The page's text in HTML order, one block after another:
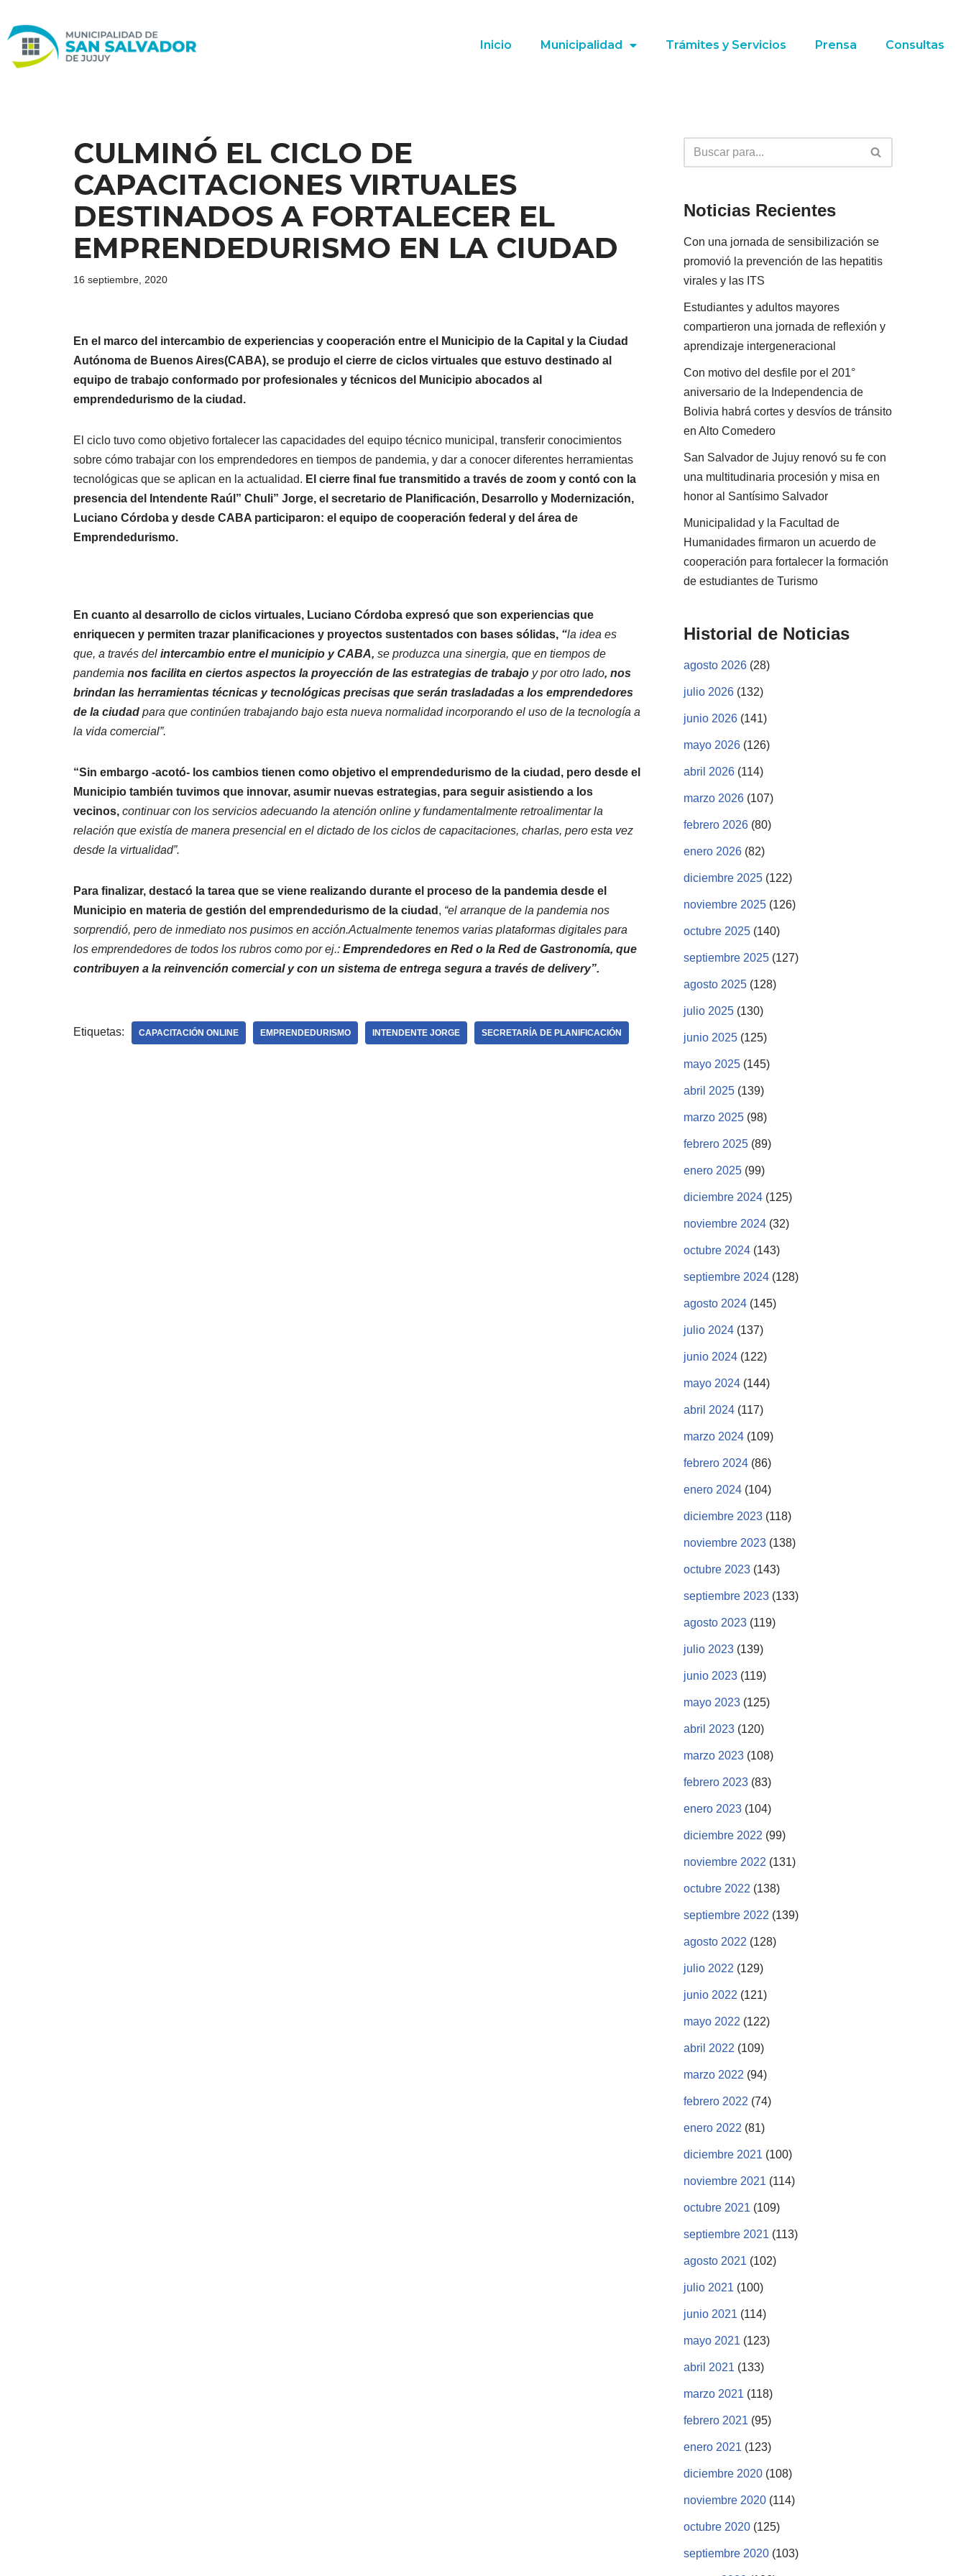
Ir
al
Inicio Municipalidad Trámites y Servicios Prensa Consultas
CULMINÓ EL CICLO DE
CAPACITACIONES VIRTUALES
DESTINADOS A FORTALECER EL
EMPRENDEDURISMO EN LA CIUDAD
16 septiembre, 2020
En el marco del intercambio de experiencias y cooperación entre el Municipio de la Capital y la Ciudad
Autónoma de Buenos Aires(CABA), se produjo el cierre de ciclos virtuales que estuvo destinado al
equipo de trabajo conformado por profesionales y técnicos del Municipio abocados al
emprendedurismo de la ciudad.
El ciclo tuvo como objetivo fortalecer las capacidades del equipo técnico municipal, transferir conocimientos
sobre cómo trabajar con los emprendedores en tiempos de pandemia, y dar a conocer diferentes herramientas
tecnológicas que se aplican en la actualidad. El cierre final fue transmitido a través de zoom y contó con la
presencia del Intendente Raúl” Chuli” Jorge, el secretario de Planificación, Desarrollo y Modernización,
Luciano Córdoba y desde CABA participaron: el equipo de cooperación federal y del área de
Emprendedurismo.
En cuanto al desarrollo de ciclos virtuales, Luciano Córdoba expresó que son experiencias que
enriquecen y permiten trazar planificaciones y proyectos sustentados con bases sólidas, “la idea es
que, a través del intercambio entre el municipio y CABA, se produzca una sinergia, que en tiempos de
pandemia nos facilita en ciertos aspectos la proyección de las estrategias de trabajo y por otro lado, nos
brindan las herramientas técnicas y tecnológicas precisas que serán trasladadas a los emprendedores
de la ciudad para que continúen trabajando bajo esta nueva normalidad incorporando el uso de la tecnología a
la vida comercial”.
“Sin embargo -acotó- los cambios tienen como objetivo el emprendedurismo de la ciudad, pero desde el
Municipio también tuvimos que innovar, asumir nuevas estrategias, para seguir asistiendo a los
vecinos, continuar con los servicios adecuando la atención online y fundamentalmente retroalimentar la
relación que existía de manera presencial en el dictado de los ciclos de capacitaciones, charlas, pero esta vez
desde la virtualidad”.
Para finalizar, destacó la tarea que se viene realizando durante el proceso de la pandemia desde el
Municipio en materia de gestión del emprendedurismo de la ciudad , “el arranque de la pandemia nos
sorprendió, pero de inmediato nos pusimos en acción.Actualmente tenemos varias plataformas digitales para
los emprendedores de todos los rubros como por ej.: Emprendedores en Red o la Red de Gastronomía, que
contribuyen a la reinvención comercial y con un sistema de entrega segura a través de delivery”.
Etiquetas: CAPACITACIÓN ONLINE EMPRENDEDURISMO INTENDENTE JORGE SECRETARÍA DE PLANIFICACIÓN
Noticias Recientes
Con una jornada de sensibilización se
promovió la prevención de las hepatitis
virales y las ITS
Estudiantes y adultos mayores
compartieron una jornada de reflexión y
aprendizaje intergeneracional
Con motivo del desfile por el 201°
aniversario de la Independencia de
Bolivia habrá cortes y desvíos de tránsito
en Alto Comedero
San Salvador de Jujuy renovó su fe con
una multitudinaria procesión y misa en
honor al Santísimo Salvador
Municipalidad y la Facultad de
Humanidades firmaron un acuerdo de
cooperación para fortalecer la formación
de estudiantes de Turismo
Historial de Noticias
agosto 2026 (28)
julio 2026 (132)
junio 2026 (141)
mayo 2026 (126)
abril 2026 (114)
marzo 2026 (107)
febrero 2026 (80)
enero 2026 (82)
diciembre 2025 (122)
noviembre 2025 (126)
octubre 2025 (140)
septiembre 2025 (127)
agosto 2025 (128)
julio 2025 (130)
junio 2025 (125)
mayo 2025 (145)
abril 2025 (139)
marzo 2025 (98)
febrero 2025 (89)
enero 2025 (99)
diciembre 2024 (125)
noviembre 2024 (32)
octubre 2024 (143)
septiembre 2024 (128)
agosto 2024 (145)
julio 2024 (137)
junio 2024 (122)
mayo 2024 (144)
abril 2024 (117)
marzo 2024 (109)
febrero 2024 (86)
enero 2024 (104)
diciembre 2023 (118)
noviembre 2023 (138)
octubre 2023 (143)
septiembre 2023 (133)
agosto 2023 (119)
julio 2023 (139)
junio 2023 (119)
mayo 2023 (125)
abril 2023 (120)
marzo 2023 (108)
febrero 2023 (83)
enero 2023 (104)
diciembre 2022 (99)
noviembre 2022 (131)
octubre 2022 (138)
septiembre 2022 (139)
agosto 2022 (128)
julio 2022 (129)
junio 2022 (121)
mayo 2022 (122)
abril 2022 (109)
marzo 2022 (94)
febrero 2022 (74)
enero 2022 (81)
diciembre 2021 (100)
noviembre 2021 (114)
octubre 2021 (109)
septiembre 2021 (113)
agosto 2021 (102)
julio 2021 (100)
junio 2021 (114)
mayo 2021 (123)
abril 2021 (133)
marzo 2021 (118)
febrero 2021 (95)
enero 2021 (123)
diciembre 2020 (108)
noviembre 2020 (114)
octubre 2020 (125)
septiembre 2020 (103)